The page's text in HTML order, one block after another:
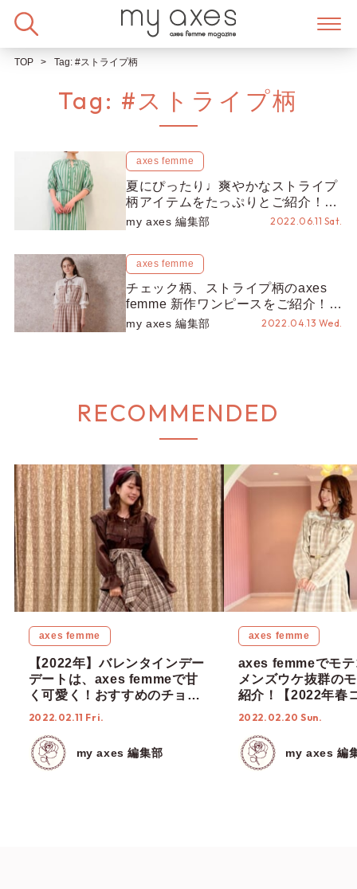
TOP Tag: #ストライプ柄
Tag: #ストライプ柄
axes femme
夏にぴったり♩爽やかなストライプ
柄アイテムをたっぷりとご紹介！
【axes femme】
my axes 編集部 2022.06.11 Sat.
axes femme
チェック柄、ストライプ柄のaxes
femme 新作ワンピースをご紹介！花
柄以外にも大注目♡
my axes 編集部 2022.04.13 Wed.
RECOMMENDED
axes femme
【2022年】バレンタインデー
デートは、axes femmeで甘
く可愛く！おすすめのチョコ
レートコーデ5選！
2022.02.11 Fri.
my axes 編集部
axes femme
axes femmeでモ
メンズウケ抜群の
紹介！【2022年春
2022.02.20 Sun.
my axes 編